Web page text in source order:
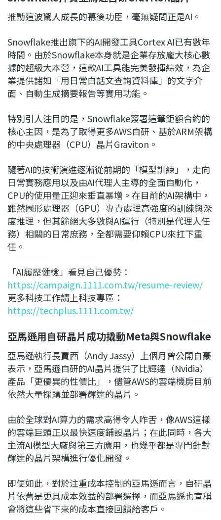
推動這波驚人成長的幕後功臣，毫無疑問正是AI。
Snowflake推出旗下的AI開發工具Cortex AI已有數年
時間。由於Snowflake本身就是企業存放龐大核心數
據的超級大本營，這款AI工具能完美發揮綜效，為企
業提供諸如「用日常白話文查詢資料庫」的文字介
面、自動生成摘要報告等實用功能。
特別引人注目的是，Snowflake簽署這筆鉅額合約的
核心主因，是為了取得更多AWS自研、基於ARM架構
的中央處理器（CPU）晶片Graviton。
隨著AI的技術演進逐漸從前期的「模型訓練」，走向
日常實務應用以及由AI代理人主導的全面自動化，
CPU的使用量正迎來垂直暴增。在目前的AI架構中，
雖然圖形處理器（GPU）專責處理高強度的訓練與深
度推理，但其餘絕大多數與AI運行（特別是代理人任
務）相關的日常庶務，全都需要仰賴CPU來扛下重
任。
「AI履歷健檢」看見自己優勢：
https://campaign.1111.com.tw/resume-review/
更多科技工作請上科技專區：
https://techplus.1111.com.tw/
亞馬遜用自研晶片成功撬動Meta與Snowflake
亞馬遜執行長賈西（Andy Jassy）上個月曾公開自豪
表示，亞馬遜自研的AI晶片提供了比輝達（Nvidia）
產品「更優異的性價比」，儘管AWS的雲端機房目前
依然大量採購並部署輝達的晶片。
由於全球對AI算力的需求高得令人咋舌，像AWS這樣
的雲端巨頭正以最快速度鋪設晶片；在此同時，各大
主流AI模型大廠與第三方應用，也幾乎都是專門針對
輝達的晶片架構進行優化開發。
即便如此，對於注重成本控制的亞馬遜而言，自研晶
片依舊是更具成本效益的部署選擇，而亞馬遜也宣稱
會將這些省下來的成本直接回饋給客戶。